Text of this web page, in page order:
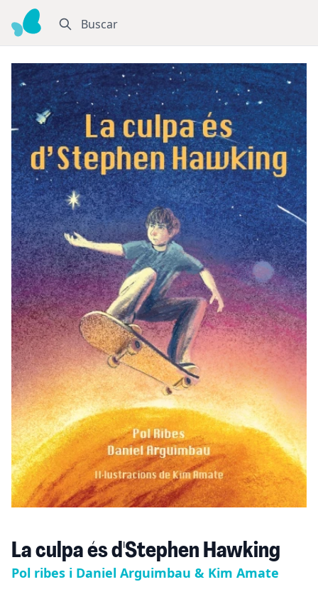
Buscar
La culpa és d'Stephen Hawking
Pol ribes i Daniel Arguimbau & Kim Amate